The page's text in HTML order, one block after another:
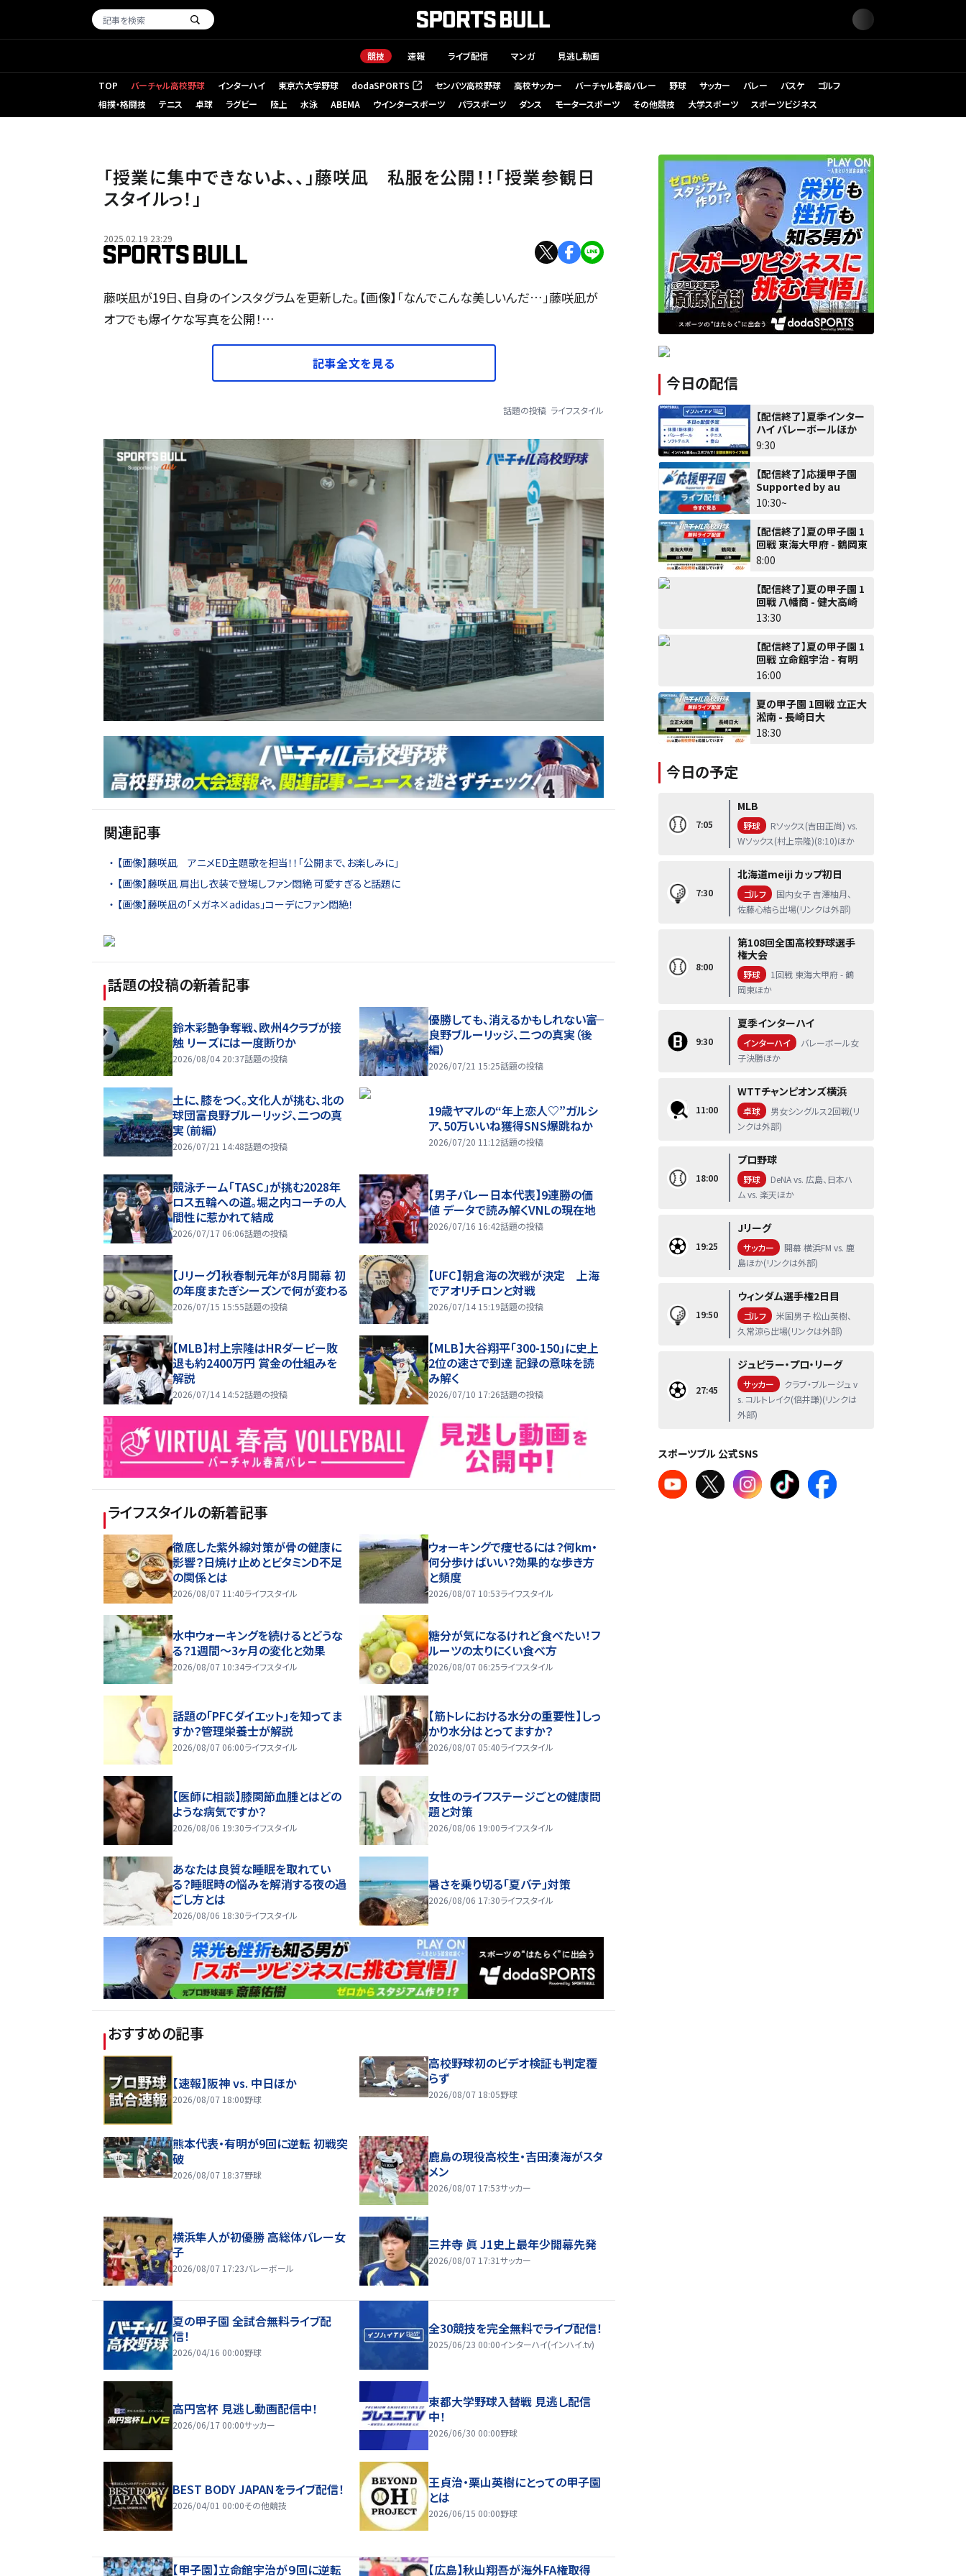
競技 速報 ライブ配信 マンガ 見逃し動画
TOP バーチャル高校野球 インターハイ 東京六大学野球 dodaSPORTS
（新しいタブで開く） センバツ高校野球 高校サッカー バーチャル春高バレー 野球 サッカー バレー バスケ
ゴルフ
相撲・格闘技
テニス 卓球 ラグビー 陸上 水泳 ABEMA ウインタースポーツ パラスポーツ ダンス モータースポーツ その他競技 大学スポーツ スポーツビジネス
「授業に集中できないよ、、」藤咲凪 私服を公開！！「授業参観日
スタイルっ！」
2025.02.19 23:29
藤咲凪が19日、自身のインスタグラムを更新した。【画像】「なんでこんな美しいんだ…」藤咲凪が
オフでも爆イケな写真を公開！…
記事全文を見る
話題の投稿 ライフスタイル
関連記事
【画像】藤咲凪 アニメED主題歌を担当！！「公開まで、お楽しみに」
【画像】藤咲凪 肩出し衣装で登場しファン悶絶 可愛すぎると話題に
【画像】藤咲凪の「メガネ×adidas」コーデにファン悶絶！
話題の投稿の新着記事
鈴木彩艶争奪戦、欧州4クラブが接
触 リーズには一度断りか
2026/08/04 20:37話題の投稿
優勝しても、消えるかもしれない――富
良野ブルーリッジ、二つの真実（後
編）
2026/07/21 15:25話題の投稿
土に、膝をつく。文化人が挑む、北の
球団――富良野ブルーリッジ、二つの真
実（前編）
2026/07/21 14:48話題の投稿
19歳ヤマルの“年上恋人♡”ガルシ
ア、50万いいね獲得SNS爆跳ねか
2026/07/20 11:12話題の投稿
競泳チーム「TASC」が挑む2028年
ロス五輪への道。堀之内コーチの人
間性に惹かれて結成
2026/07/17 06:06話題の投稿
【男子バレー日本代表】9連勝の価
値 データで読み解くVNLの現在地
2026/07/16 16:42話題の投稿
【Jリーグ】秋春制元年が8月開幕 初
の年度またぎシーズンで何が変わる
2026/07/15 15:55話題の投稿
【UFC】朝倉海の次戦が決定 上海
でアオリチロンと対戦
2026/07/14 15:19話題の投稿
【MLB】村上宗隆はHRダービー敗
退も約2400万円 賞金の仕組みを
解説
2026/07/14 14:52話題の投稿
【MLB】大谷翔平「300-150」に史上
2位の速さで到達 記録の意味を読
み解く
2026/07/10 17:26話題の投稿
ライフスタイルの新着記事
徹底した紫外線対策が骨の健康に
影響？日焼け止めとビタミンD不足
の関係とは
2026/08/07 11:40ライフスタイル
ウォーキングで痩せるには？何km・
何分歩けばいい？効果的な歩き方
と頻度
2026/08/07 10:53ライフスタイル
水中ウォーキングを続けるとどうな
る？1週間～3ヶ月の変化と効果
2026/08/07 10:34ライフスタイル
糖分が気になるけれど食べたい！フ
ルーツの太りにくい食べ方
2026/08/07 06:25ライフスタイル
話題の「PFCダイエット」を知ってま
すか？管理栄養士が解説
2026/08/07 06:00ライフスタイル
【筋トレにおける水分の重要性】しっ
かり水分はとってますか？
2026/08/07 05:40ライフスタイル
【医師に相談】膝関節血腫とはどの
ような病気ですか？
2026/08/06 19:30ライフスタイル
女性のライフステージごとの健康問
題と対策
2026/08/06 19:00ライフスタイル
あなたは良質な睡眠を取れてい
る？睡眠時の悩みを解消する夜の過
ごし方とは
2026/08/06 18:30ライフスタイル
暑さを乗り切る「夏バテ」対策
2026/08/06 17:30ライフスタイル
おすすめの記事
【速報】阪神 vs. 中日ほか
2026/08/07 18:00野球
高校野球初のビデオ検証も判定覆
らず
2026/08/07 18:05野球
熊本代表・有明が9回に逆転 初戦突
破
2026/08/07 18:37野球
鹿島の現役高校生・吉田湊海がスタ
メン
2026/08/07 17:53サッカー
横浜隼人が初優勝 高総体バレー女
子
2026/08/07 17:23バレーボール
三井寺 眞 J1史上最年少開幕先発
2026/08/07 17:31サッカー
夏の甲子園 全試合無料ライブ配
信！
2026/04/16 00:00野球
全30競技を完全無料でライブ配信！
2025/06/23 00:00インターハイ(インハイ.tv)
高円宮杯 見逃し動画配信中！
2026/06/17 00:00サッカー
東都大学野球入替戦 見逃し配信
中！
2026/06/30 00:00野球
BEST BODY JAPANをライブ配信！
2026/04/01 00:00その他競技
王貞治・栗山英樹にとっての甲子園
とは
2026/06/15 00:00野球
【甲子園】立命館宇治が９回に逆転 【広島】秋山翔吾が海外FA権取得
今日の配信
【配信終了】夏季インター
ハイ バレーボールほか
9:30
【配信終了】応援甲子園
Supported by au
10:30~
【配信終了】夏の甲子園 1
回戦 東海大甲府 - 鶴岡東
8:00
【配信終了】夏の甲子園 1
回戦 八幡商 - 健大高崎
13:30
【配信終了】夏の甲子園 1
回戦 立命館宇治 - 有明
16:00
夏の甲子園 1回戦 立正大
淞南 - 長崎日大
18:30
今日の予定
7:05
MLB
野球
Rソックス(吉田正尚) vs.
Wソックス(村上宗隆)(8:10)ほか
7:30
北海道meiji カップ初日
ゴルフ
国内女子 吉澤柚月、
佐藤心結ら出場(リンクは外部)
8:00
第108回全国高校野球選手
権大会
野球
1回戦 東海大甲府 - 鶴
岡東ほか
9:30
夏季インターハイ
インターハイ
バレーボール女
子決勝ほか
11:00
WTTチャンピオンズ横浜
卓球
男女シングルス2回戦(リ
ンクは外部)
18:00
プロ野球
野球
DeNA vs. 広島、日本ハ
ム vs. 楽天ほか
19:25
Jリーグ
サッカー
開幕 横浜FM vs. 鹿
島ほか(リンクは外部)
19:50
ウィンダム選手権2日目
ゴルフ
米国男子 松山英樹、
久常涼ら出場(リンクは外部)
27:45
ジュピラー・プロ・リーグ
サッカー
クラブ・ブルージュ v
s. コルトレイク(倍井謙)(リンクは
外部)
スポーツブル 公式SNS